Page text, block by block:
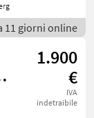
11 giorni online
1.900
€
IVA
indetraibile